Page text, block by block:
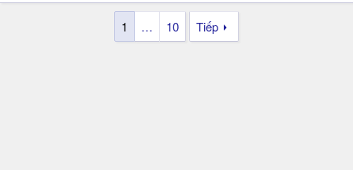
1 … 10 Tiếp